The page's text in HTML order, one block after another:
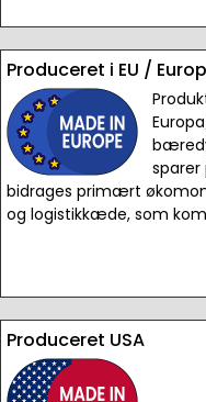
Produceret i EU /
bidrages primært
og logistikkæde, som
Produceret USA